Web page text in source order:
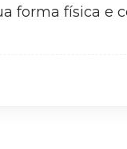
forma física e